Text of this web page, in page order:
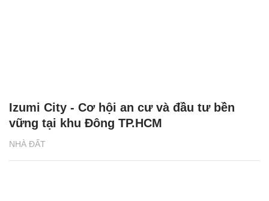
NHÀ ĐẤT
Izumi City - Cơ hội an cư và đầu tư bền
vững tại khu Đông TP.HCM